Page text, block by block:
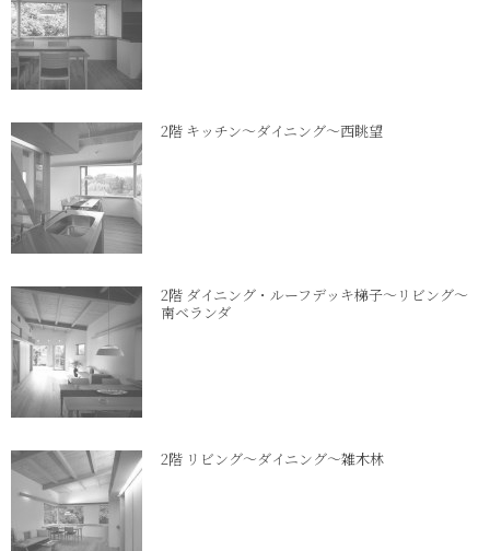
2階 キッチン～ダイニング～西眺望
2階 ダイニング・ルーフデッキ梯子～リビング～
南ベランダ
2階 リビング～ダイニング～雑木林